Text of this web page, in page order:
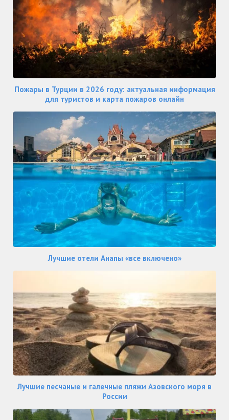
Пожары в Турции в 2026 году: актуальная информация
для туристов и карта пожаров онлайн
Лучшие отели Анапы «все включено»
Лучшие песчаные и галечные пляжи Азовского моря в
России